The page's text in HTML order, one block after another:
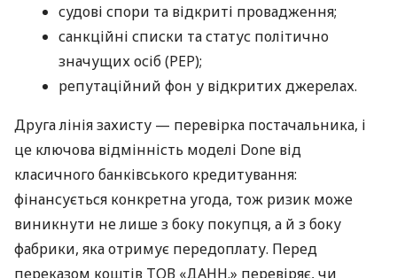
судові спори та відкриті провадження;
санкційні списки та статус політично
значущих осіб (PEP);
репутаційний фон у відкритих джерелах.
Друга лінія захисту — перевірка постачальника, і
це ключова відмінність моделі Done від
класичного банківського кредитування:
фінансується конкретна угода, тож ризик може
виникнути не лише з боку покупця, а й з боку
фабрики, яка отримує передоплату. Перед
переказом коштів ТОВ «ДАНН.» перевіряє, чи